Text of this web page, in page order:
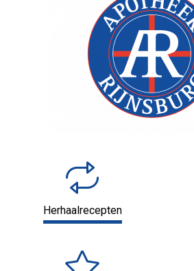
Herhaalrecepten